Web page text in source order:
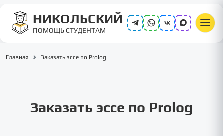
НИКОЛЬСКИЙ
ПОМОЩЬ СТУДЕНТАМ
Главная Заказать эссе по Prolog
Заказать эссе по Prolog